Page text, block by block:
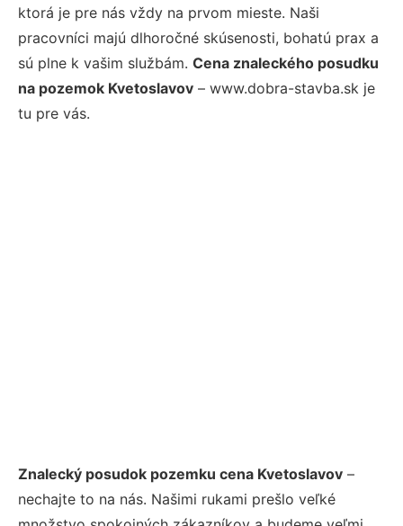
ktorá je pre nás vždy na prvom mieste. Naši
pracovníci majú dlhoročné skúsenosti, bohatú prax a
sú plne k vašim službám. Cena znaleckého posudku
na pozemok Kvetoslavov – www.dobra-stavba.sk je
tu pre vás.
Znalecký posudok pozemku cena Kvetoslavov –
nechajte to na nás. Našimi rukami prešlo veľké